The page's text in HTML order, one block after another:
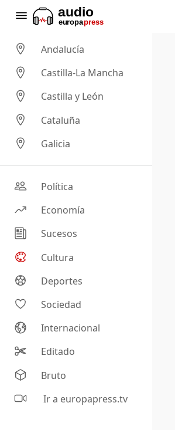
Andalucía
Castilla-La Mancha
Castilla y León
Cataluña
Galicia
Política
Economía
Sucesos
Cultura
Deportes
Sociedad
Internacional
Editado
Bruto
Ir a europapress.tv